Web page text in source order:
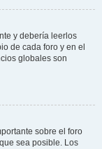
y debería leerlos
de cada foro y en el
globales son
sobre el foro
sea posible. Los